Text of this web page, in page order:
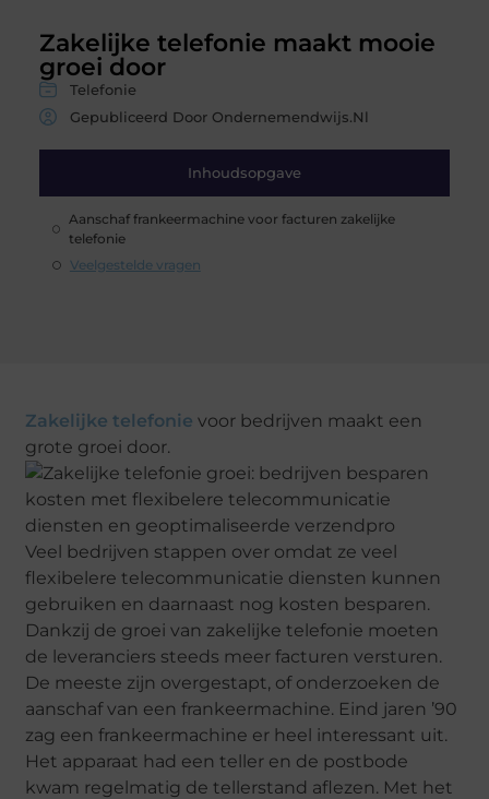
Zakelijke telefonie maakt mooie
groei door
Telefonie
Gepubliceerd Door Ondernemendwijs.nl
Inhoudsopgave
Aanschaf frankeermachine voor facturen zakelijke
telefonie
Veelgestelde vragen
Zakelijke telefonie voor bedrijven maakt een
grote groei door.
Veel bedrijven stappen over omdat ze veel
flexibelere telecommunicatie diensten kunnen
gebruiken en daarnaast nog kosten besparen.
Dankzij de groei van zakelijke telefonie moeten
de leveranciers steeds meer facturen versturen.
De meeste zijn overgestapt, of onderzoeken de
aanschaf van een frankeermachine. Eind jaren ’90
zag een frankeermachine er heel interessant uit.
Het apparaat had een teller en de postbode
kwam regelmatig de tellerstand aflezen. Met het